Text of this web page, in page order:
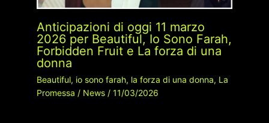
Anticipazioni di oggi 11 marzo
2026 per Beautiful, Io Sono Farah,
Forbidden Fruit e La forza di una
donna
Beautiful, io sono farah, la forza di una donna, La
Promessa / News/ 11/03/2026